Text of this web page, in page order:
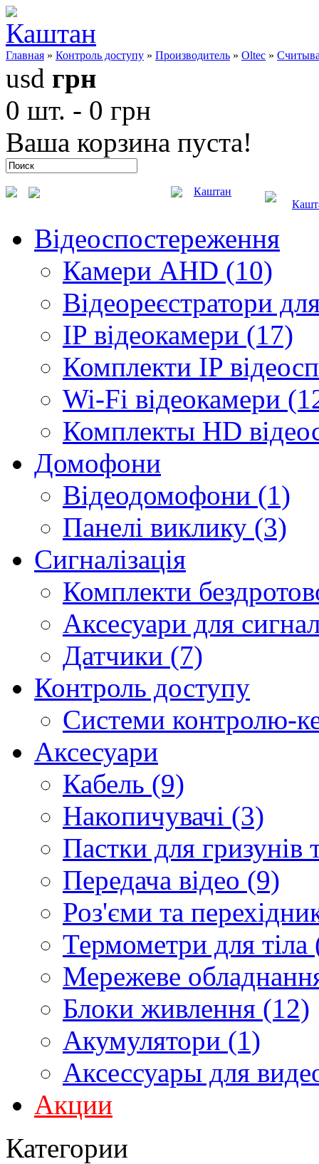
Главная » Контроль доступу » Производитель » Oltec »
usd грн
0 шт. - 0 грн
Ваша корзина пуста!
Каштан
Відеоспостереження
Камери AHD (10)
Відеореєстратори
IP відеокамери (17)
Комплекти IP
Wi-Fi відеокамери
Комплекты HD
Домофони
Відеодомофони (1)
Панелі виклику (3)
Сигналізація
Комплекти
Аксесуари для
Датчики (7)
Контроль доступу
Системи контролю-
Аксесуари
Кабель (9)
Накопичувачі (3)
Пастки для гризунів
Передача відео (9)
Роз'єми та
Термометри для тіла
Мережеве
Блоки живлення (12)
Акумулятори (1)
Аксессуары для
Акции
Категории